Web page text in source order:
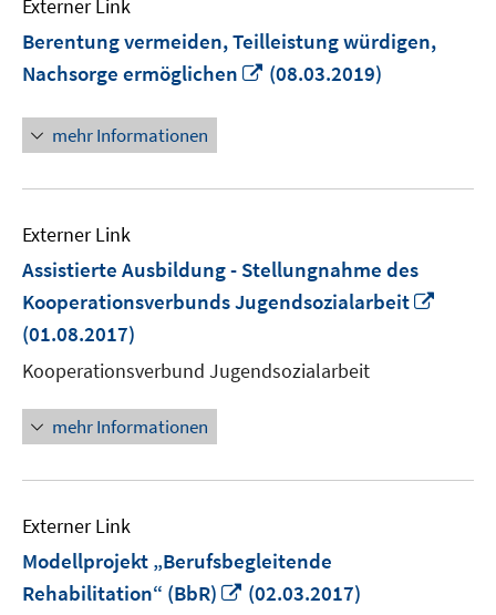
Externer Link
Berentung vermeiden, Teilleistung würdigen,
Nachsorge ermöglichen
In
(08.03.2019)
mehr Informationen
Externer Link
Assistierte Ausbildung - Stellungnahme des
Kooperationsverbunds Jugendsozialarbeit
(01.08.2017)
Kooperationsverbund Jugendsozialarbeit
mehr Informationen
Externer Link
Modellprojekt „Berufsbegleitende
Rehabilitation“ (BbR)
In
(02.03.2017)